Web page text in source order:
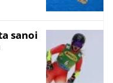
sanoi